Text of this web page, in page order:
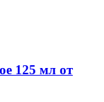
125 мл от